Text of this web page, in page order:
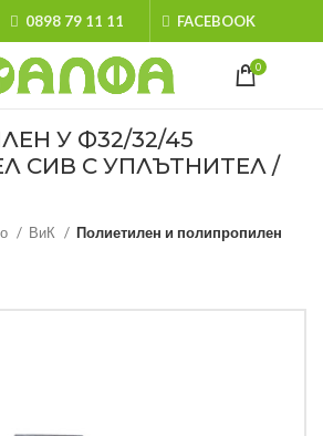
0898 79 11 11 FACEBOOK
0
У Ф32/32/45
СИВ С УПЛЪТНИТЕЛ /
ВиК Полиетилен и полипропилен